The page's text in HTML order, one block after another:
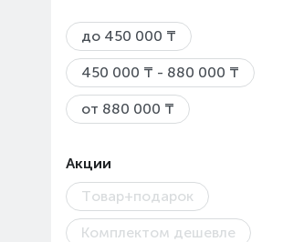
до 450 000 ₸
450 000 ₸ - 880 000 ₸
от 880 000 ₸
Акции
Товар+подарок
Комплектом дешевле